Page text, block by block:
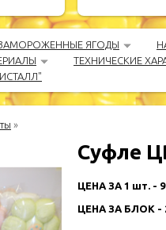
ЯГОДЫ
ТЕХНИЧЕСКИЕ
»
Суфле
ЦЕНА ЗА 1 шт. -
ЦЕНА ЗА БЛОК -